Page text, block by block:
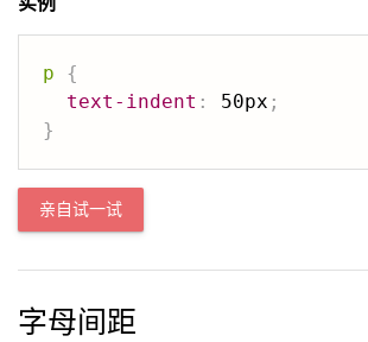
p
{
text-indent : 50px ;
}
亲自试一试
字母间距